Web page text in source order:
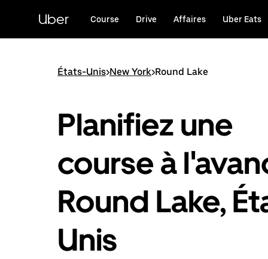
principal
Uber Course Drive Affaires Uber Eats
États-Unis>New York>Round Lake
Planifiez une
course à
Round Lake,
Unis